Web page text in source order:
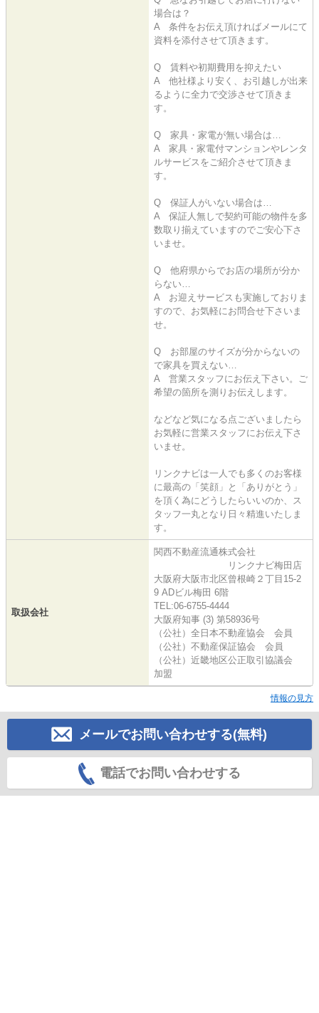
場合は？
A 条件をお伝え頂ければメールにて
資料を添付させて頂きます。
Q 賃料や初期費用を抑えたい
A 他社様より安く、お引越しが出来
るように全力で交渉させて頂きま
す。
Q 家具・家電が無い場合は…
A 家具・家電付マンションやレンタ
ルサービスをご紹介させて頂きま
す。
Q 保証人がいない場合は…
A 保証人無しで契約可能の物件を多
数取り揃えていますのでご安心下さ
いませ。
Q 他府県からでお店の場所が分か
らない…
A お迎えサービスも実施しておりま
すので、お気軽にお問合せ下さいま
せ。
Q お部屋のサイズが分からないの
で家具を買えない…
A 営業スタッフにお伝え下さい。ご
希望の箇所を測りお伝えします。
などなど気になる点ございましたら
お気軽に営業スタッフにお伝え下さ
いませ。
リンクナビは一人でも多くのお客様
に最高の「笑顔」と「ありがとう」
を頂く為にどうしたらいいのか、ス
タッフ一丸となり日々精進いたしま
す。
取扱会社
関西不動産流通株式会社
リンクナビ梅田店
大阪府大阪市北区曾根崎２丁目15-2
9 ADビル梅田 6階
TEL:06-6755-4444
大阪府知事 (3) 第58936号
（公社）全日本不動産協会 会員
（公社）不動産保証協会 会員
（公社）近畿地区公正取引協議会
加盟
情報の見方
メールでお問い合わせする(無料)
電話でお問い合わせする